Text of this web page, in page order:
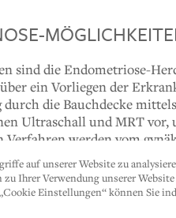
sind die Endometriose-
ein Vorliegen der
die Bauchdecke
Ultraschall und MRT vor,
Verfahren werden vom
seit einiger Zeit zählt. Die
Universität Innsbruck
selbständig
sowie die Begleitung von
auf unserer Website zu
Ihrer Verwendung unserer Website
Einstellungen“ können Sie